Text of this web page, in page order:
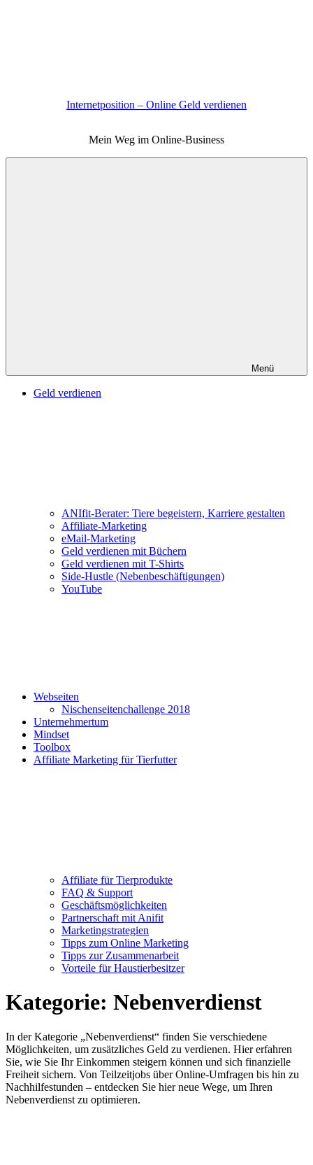
Internetposition – Online Geld verdienen
Mein Weg im Online-Business
Menü
Geld verdienen
ANIfit-Berater: Tiere begeistern, Karriere gestalten
Affiliate-Marketing
eMail-Marketing
Geld verdienen mit Büchern
Geld verdienen mit T-Shirts
Side-Hustle (Nebenbeschäftigungen)
YouTube
Webseiten
Nischenseitenchallenge 2018
Unternehmertum
Mindset
Toolbox
Affiliate Marketing für Tierfutter
Affiliate für Tierprodukte
FAQ & Support
Geschäftsmöglichkeiten
Partnerschaft mit Anifit
Marketingstrategien
Tipps zum Online Marketing
Tipps zur Zusammenarbeit
Vorteile für Haustierbesitzer
Kategorie: Nebenverdienst
In der Kategorie „Nebenverdienst“ finden Sie verschiedene
Möglichkeiten, um zusätzliches Geld zu verdienen. Hier erfahren
Sie, wie Sie Ihr Einkommen steigern können und sich finanzielle
Freiheit sichern. Von Teilzeitjobs über Online-Umfragen bis hin zu
Nachhilfestunden – entdecken Sie hier neue Wege, um Ihren
Nebenverdienst zu optimieren.